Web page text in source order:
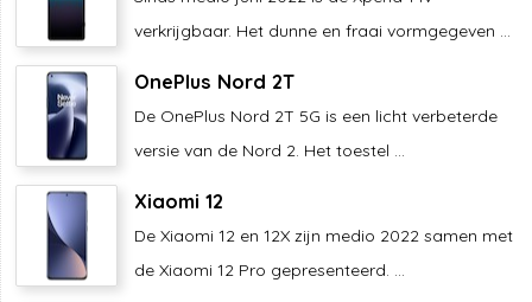
verkrijgbaar. Het dunne en fraai vormgegeven ...
OnePlus Nord 2T
De OnePlus Nord 2T 5G is een licht verbeterde
versie van de Nord 2. Het toestel ...
Xiaomi 12
De Xiaomi 12 en 12X zijn medio 2022 samen met
de Xiaomi 12 Pro gepresenteerd. ...